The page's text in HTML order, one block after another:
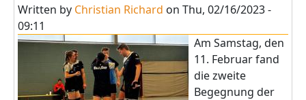
Written by Christian Richard on Thu, 02/16/2023 -
09:11
Am Samstag, den
11. Februar fand
die zweite
Begegnung der